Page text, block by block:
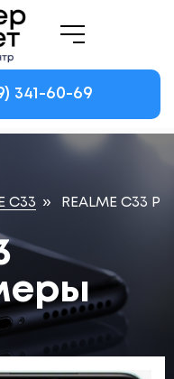
341-60-69
C33 » REALME C33